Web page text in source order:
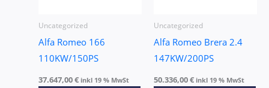
Uncategorized
Alfa Romeo 166
110KW/150PS
37.647,00€ inkl 19 % MwSt
Uncategorized
Alfa Romeo Brera 2.4
147KW/200PS
50.336,00€ inkl 19 % MwSt